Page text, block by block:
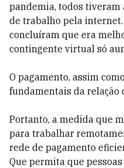
pandemia, todos
de trabalho pela
concluíram que era
contingente virtual só
O pagamento, assim
fundamentais da relação
Portanto, a medida que
para trabalhar
rede de pagamento
Que permita que